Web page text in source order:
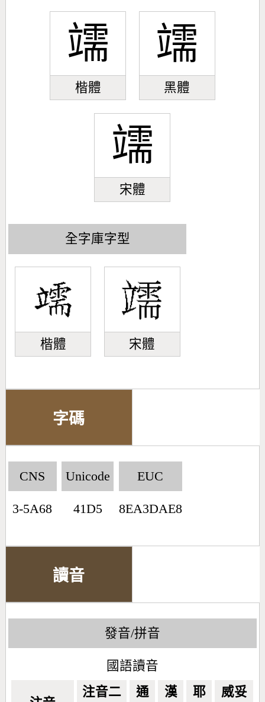
䇕
楷體
䇕
黑體
䇕
宋體
全字庫字型
楷體 宋體
字碼
CNS
3-5A68
Unicode
41D5
EUC
8EA3DAE8
讀音
發音/拼音
國語讀音
注音二 通 漢 耶 威妥